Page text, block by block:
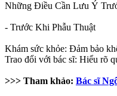
Những Điều Cần Lưu Ý
- Trước Khi Phẫu Thuật
Khám sức khỏe: Đảm bảo
Trao đổi với bác sĩ: Hiểu rõ
>>> Tham khảo: Bác sĩ